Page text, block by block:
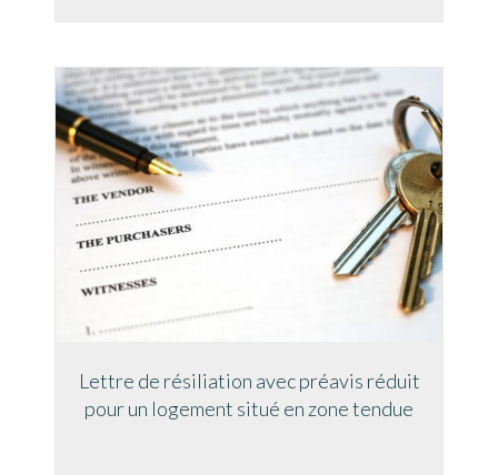
Lettre de résiliation avec préavis réduit
pour un logement situé en zone tendue